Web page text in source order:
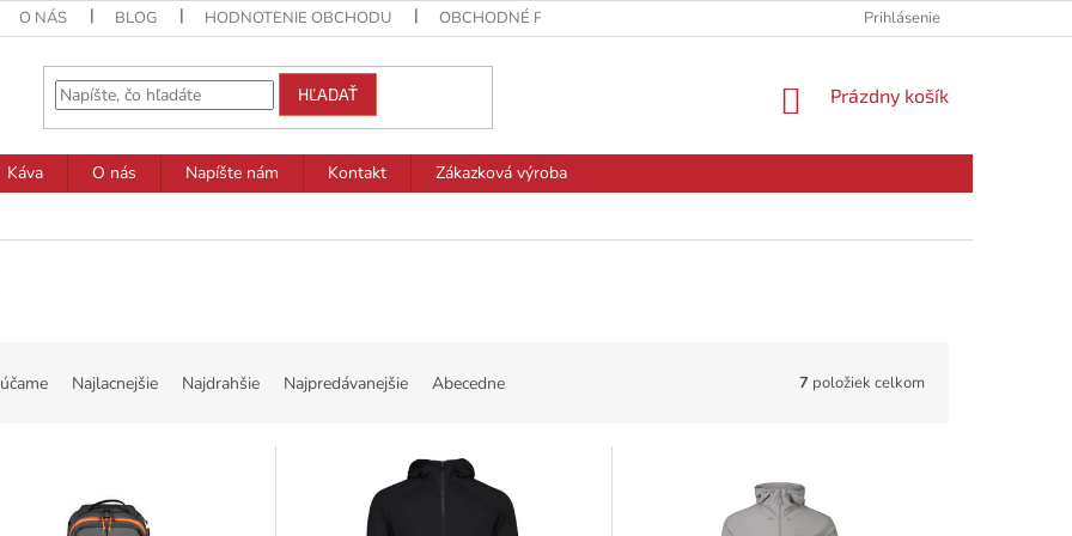
O NÁS BLOG HODNOTENIE OBCHODU OBCHODNÉ PODMIENKY PODMIENKY OCHRANY OSOBNÝCH ÚDAJOV
Prihlásenie
HĽADAŤ
NÁKUPNÝ
Prázdny košík
Káva O nás Napíšte nám Kontakt
Zákazková výroba
Najlacnejšie Najdrahšie Najpredávanejšie Abecedne 7 položiek celkom